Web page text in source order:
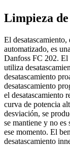
Limpieza de
El
automatizado, es
Danfoss FC 202.
utiliza
desatascamiento
desatascamiento
el desatascamiento
curva de potencia
desviación, se
se mantiene y no es
ese momento. El
desatascamiento